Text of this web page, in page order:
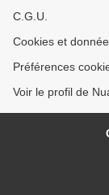
C.G.U.
Cookies et
Préférences
Voir le profil de